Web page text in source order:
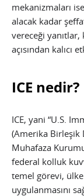
mekanizmaları
alacak kadar
vereceği yanıtlar,
açısından kalıcı
ICE nedir?
ICE, yani “U.S.
(Amerika Birleşik
Muhafaza
federal kolluk
temel görevi, ülke
uygulanmasını